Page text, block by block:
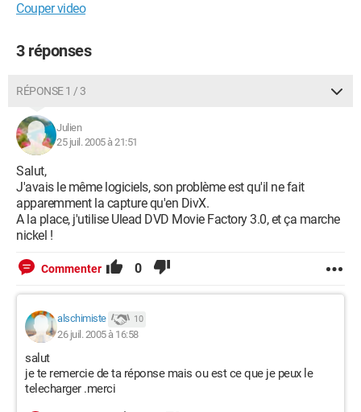
Couper video
3 réponses
RÉPONSE 1 / 3
Julien
25 juil. 2005 à 21:51
Salut,
J'avais le même logiciels, son problème est qu'il ne fait
apparemment la capture qu'en DivX.
A la place, j'utilise Ulead DVD Movie Factory 3.0, et ça marche
nickel !
Commenter 0
alschimiste 10
26 juil. 2005 à 16:58
salut
je te remercie de ta réponse mais ou est ce que je peux le
telecharger .merci